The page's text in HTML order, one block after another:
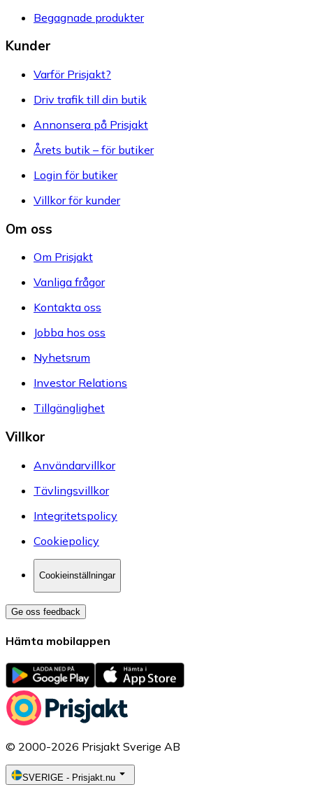
Begagnade produkter
Kunder
Varför Prisjakt?
Driv trafik till din butik
Annonsera på Prisjakt
Årets butik – för butiker
Login för butiker
Villkor för kunder
Om oss
Om Prisjakt
Vanliga frågor
Kontakta oss
Jobba hos oss
Nyhetsrum
Investor Relations
Tillgänglighet
Villkor
Användarvillkor
Tävlingsvillkor
Integritetspolicy
Cookiepolicy
Cookieinställningar
Ge oss feedback
Hämta mobilappen
© 2000-2026 Prisjakt Sverige AB
SVERIGE - Prisjakt.nu